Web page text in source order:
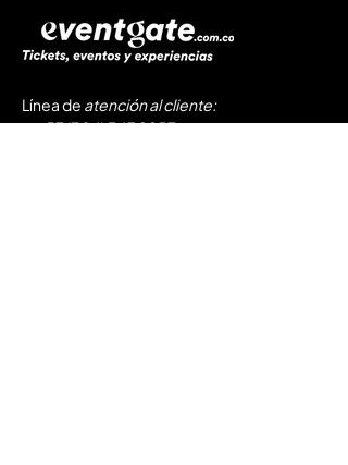
Línea de atención al cliente:
​☎️+57 (304) 347 8857